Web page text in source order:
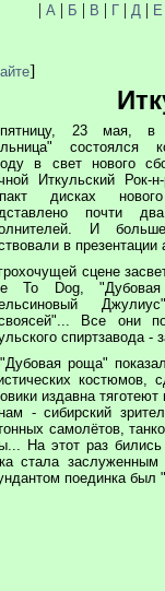
| А | Б | В | Г| Д | Е
]
23 мая, в
состоялся
в свет нового
Иткульский Рок-
дисках
почти
И
в
сцене
To Dog,
Все они
спиртзавода -
роща"
костюмов,
издавна
- сибирский
самолётов,
На этот раз бились
стала
поединка был